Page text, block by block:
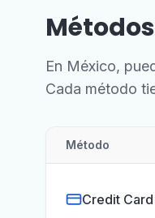
En México,
Cada método
Método
Credit Card